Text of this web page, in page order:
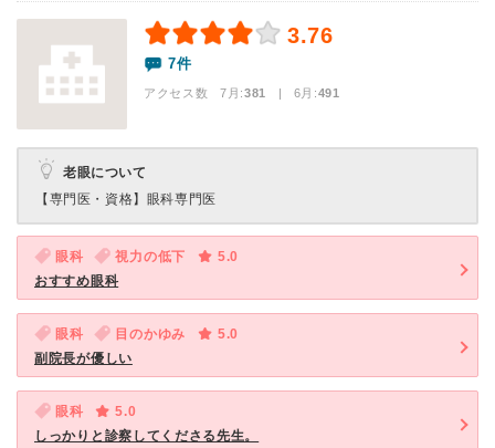
3.76
7件
アクセス数 7月:381 | 6月:491
老眼について
【専門医・資格】 眼科専門医
眼科 視力の低下
5.0
おすすめ眼科
眼科 目のかゆみ
5.0
副院長が優しい
眼科
5.0
しっかりと診察してくださる先生。